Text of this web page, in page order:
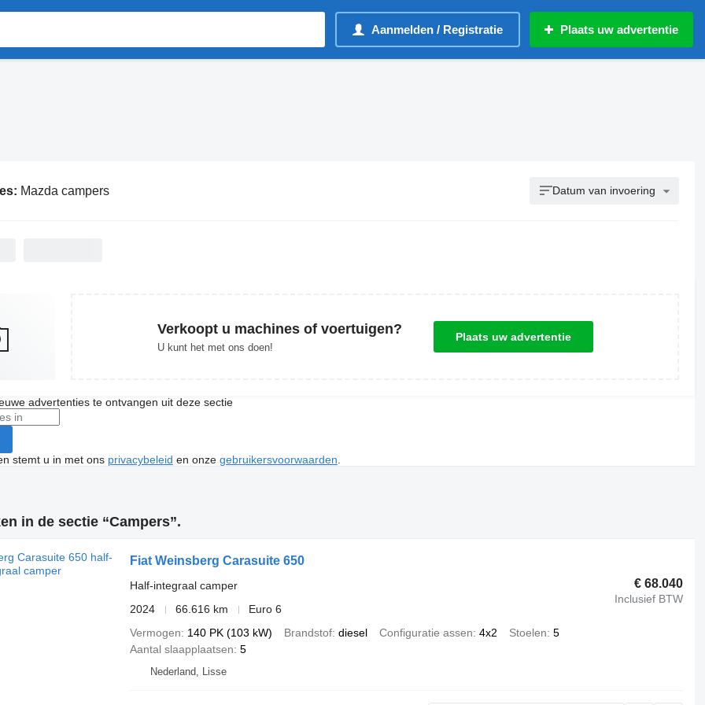
Aanmelden / Registratie Plaats uw advertentie
Mazda campers Datum van invoering
Verkoopt u machines of voertuigen?
U kunt het met ons doen!
Plaats uw advertentie
advertenties te ontvangen uit deze sectie
stemt u in met ons privacybeleid en onze gebruikersvoorwaarden
in de sectie “Campers”.
Fiat Weinsberg Carasuite 650
€ 68.040
Inclusief BTW
Half-integraal camper
2024
66.616 km
Euro 6
Vermogen
140 PK (103 kW) Brandstof diesel Configuratie assen 4x2 Stoelen 5
Aantal slaapplaatsen 5
Nederland, Lisse